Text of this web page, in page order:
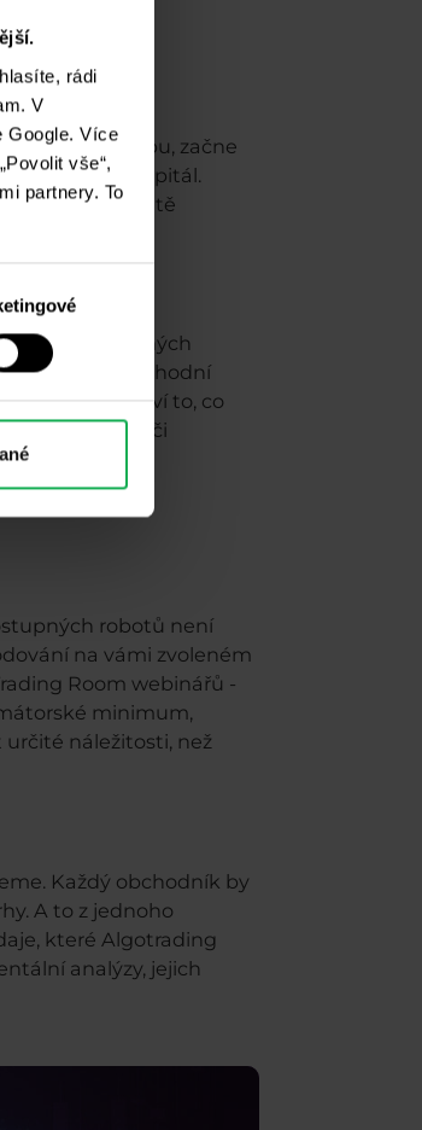
rádi
V
Google. Více
vše“,
partnery. To
dlouhou dobu, začne
potřebný kapitál.
roboty náležitě
úkonů, sepsaných
nemůže obchodní
na grafu objeví to, co
v nastavení či
robotů není
na vámi zvoleném
Room webinářů -
minimum,
náležitosti, než
Každý obchodník by
A to z jednoho
které Algotrading
analýzy, jejich